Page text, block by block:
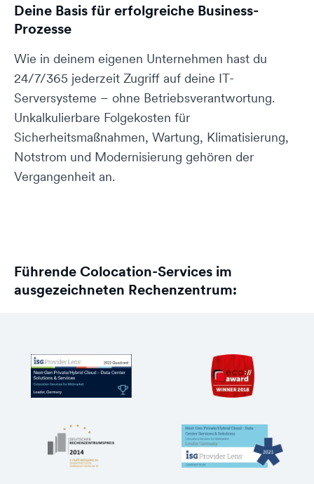
Deine Basis für erfolgreiche Business-
Prozesse
Wie in deinem eigenen Unternehmen hast du
24/7/365 jederzeit Zugriff auf deine IT-
Serversysteme – ohne Betriebsverantwortung.
Unkalkulierbare Folgekosten für
Sicherheitsmaßnahmen, Wartung, Klimatisierung,
Notstrom und Modernisierung gehören der
Vergangenheit an.
Führende Colocation-Services im
ausgezeichneten Rechenzentrum: